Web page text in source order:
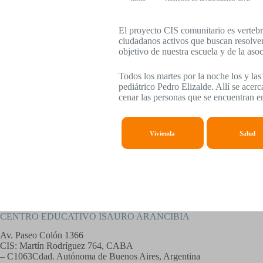
El proyecto CIS comunitario es
ciudadanos activos que buscan
objetivo de nuestra escuela y de la
Todos los martes por la noche los y
pediátrico Pedro Elizalde. Allí se
cenar las personas que se encuentran
Vivienda Salud
CENTRO EDUCATIVO ISAURO ARANCIBIA
Av. Paseo Colón 1366
CIS: Martín Rodríguez 764, CABA
– C1063Cdad. Autónoma de Buenos Aires, Argentina